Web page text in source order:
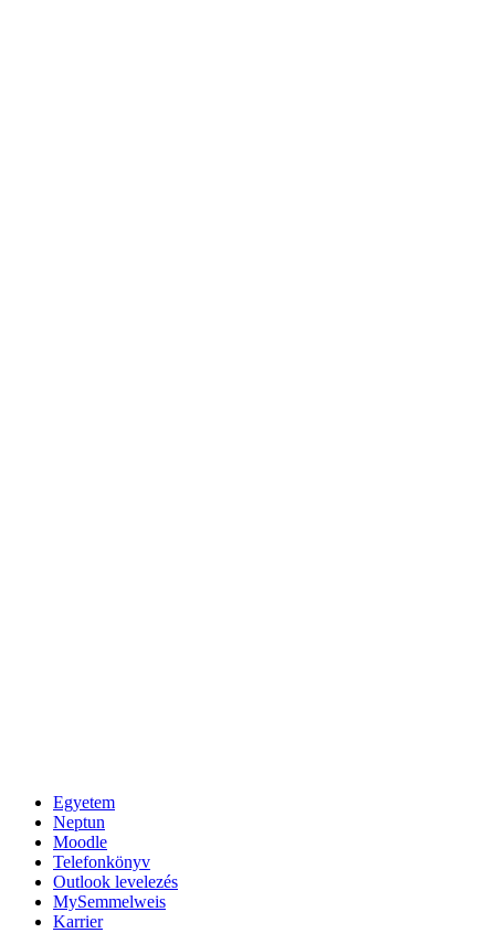
Egyetem
Neptun
Moodle
Telefonkönyv
Outlook levelezés
MySemmelweis
Karrier